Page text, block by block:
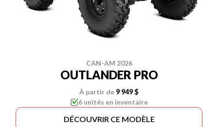
CAN-AM 2026
OUTLANDER PRO
À partir de 9 949 $
6 unités en inventaire
DÉCOUVRIR CE MODÈLE